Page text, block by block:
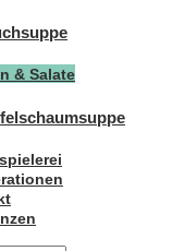
& Salate